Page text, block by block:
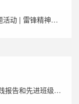
联合科技学院第一期（第三周）英语角主题活动 | 雷锋精神与数字时代的跨文化对话
关于联合科技学院2025年优秀寒期社会实践报告和先进班级拟推荐名单的公示